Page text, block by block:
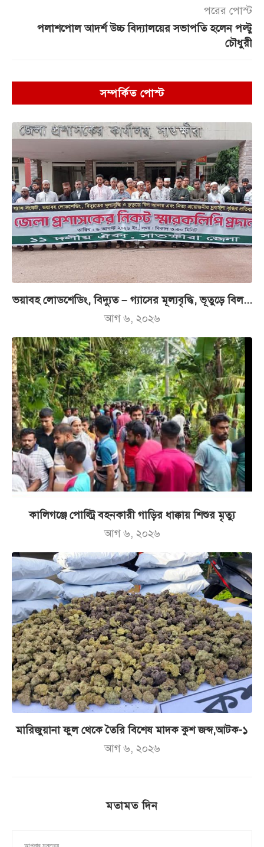
পরের পোস্ট
পলাশপোল আদর্শ উচ্চ বিদ্যালয়ের সভাপতি হলেন পল্টু
চৌধুরী
সম্পর্কিত পোস্ট
ভয়াবহ লোডশেডিং, বিদ্যুত – গ্যাসের মূল্যবৃদ্ধি, ভূতুড়ে বিল...
আগ ৬, ২০২৬
কালিগঞ্জে পোল্ট্রি বহনকারী গাড়ির ধাক্কায় শিশুর মৃত্যু
আগ ৬, ২০২৬
মারিজুয়ানা ফুল থেকে তৈরি বিশেষ মাদক কুশ জব্দ,আটক-১
আগ ৬, ২০২৬
মতামত দিন